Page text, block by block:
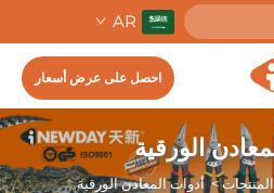
AR
احصل على عرض أسعار
الورقية
>أدوات المعادن الورقية